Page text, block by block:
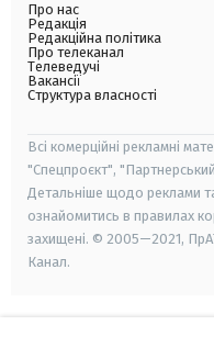
Про нас
Редакція
Редакційна політика
Про телеканал
Телеведучі
Вакансії
Структура власності
Всі комерційні рекламні
"Спецпроєкт",
Детальніше щодо реклами
ознайомитись в правилах
захищені. © 2005—2021,
Канал.